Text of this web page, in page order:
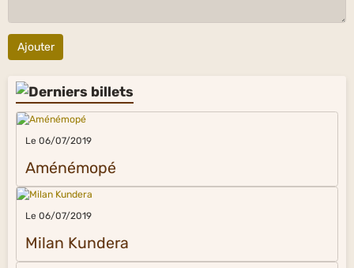
Ajouter
Le 06/07/2019
Aménémopé
Le 06/07/2019
Milan Kundera